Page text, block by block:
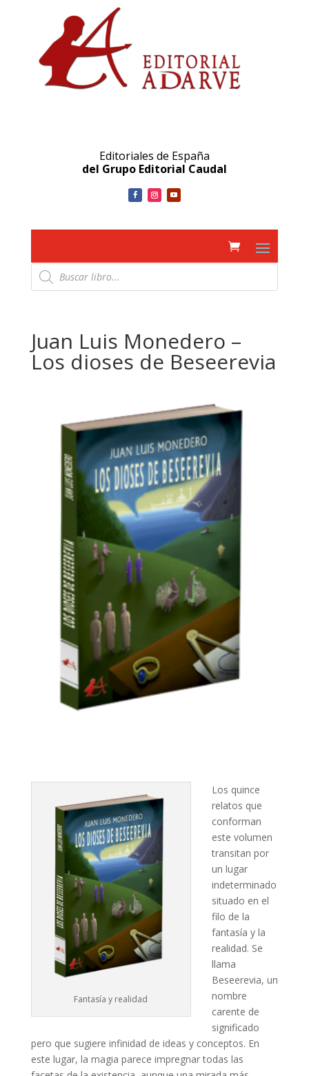
Editoriales de España
del Grupo Editorial Caudal
Búsqueda
de
productos
Juan Luis Monedero –
Los dioses de Beseerevia
Fantasía y realidad
Los quince
relatos que
conforman
este volumen
transitan por
un lugar
indeterminado
situado en el
filo de la
fantasía y la
realidad. Se
llama
Beseerevia, un
nombre
carente de
significado
pero que sugiere infinidad de ideas y conceptos. En
este lugar, la magia parece impregnar todas las